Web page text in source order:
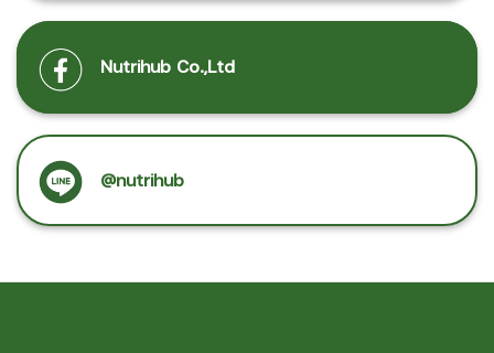
Nutrihub Co.,Ltd
@nutrihub